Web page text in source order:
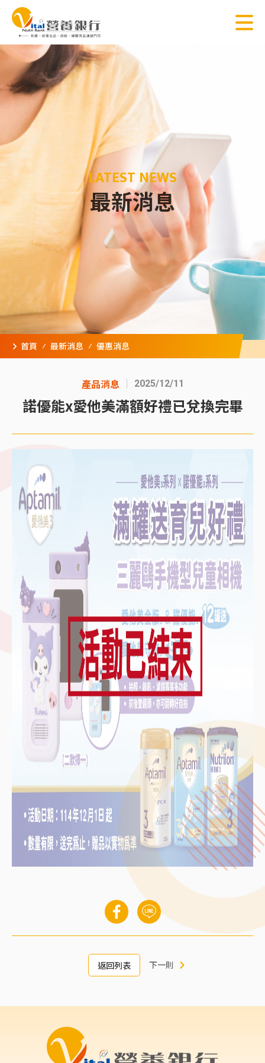
LATEST NEWS
最新消息
首頁 最新消息 優惠消息
產品消息 2025/12/11
諾優能x愛他美滿額好禮已兌換完畢
返回列表 下一則